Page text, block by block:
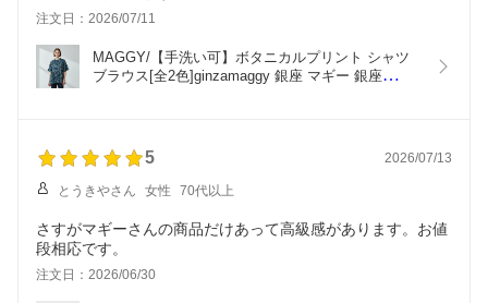
注文日：2026/07/11
MAGGY/【手洗い可】ボタニカルプリント シャツ
ブラウス[全2色]ginzamaggy 銀座 マギー 銀座
5 2026/07/13
とうきやさん 女性 70代以上
さすがマギーさんの商品だけあって高級感があります。お値
段相応です。
注文日：2026/06/30